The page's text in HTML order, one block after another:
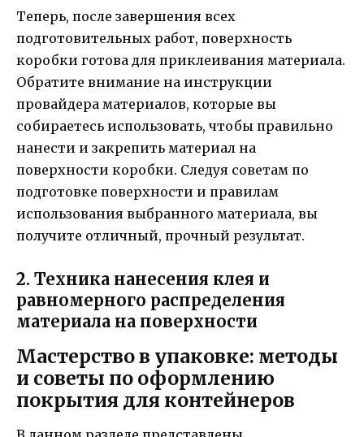
Теперь, после завершения всех
подготовительных работ, поверхность
коробки готова для приклеивания материала.
Обратите внимание на инструкции
провайдера материалов, которые вы
собираетесь использовать, чтобы правильно
нанести и закрепить материал на
поверхности коробки. Следуя советам по
подготовке поверхности и правилам
использования выбранного материала, вы
получите отличный, прочный результат.
2. Техника нанесения клея и
равномерного распределения
материала на поверхности
Мастерство в упаковке: методы
и советы по оформлению
покрытия для контейнеров